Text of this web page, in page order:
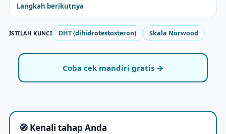
Langkah berikutnya
ISTILAH KUNCI DHT (dihidrotestosteron) Skala Norwood
Coba cek mandiri gratis →
🧭 Kenali tahap Anda